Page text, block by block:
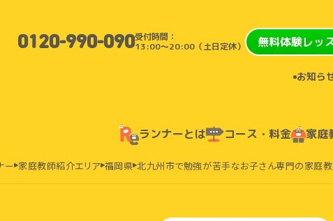
0120-990-090受付時間：
13:00〜20:00（土日定休）
無料体験レッ
お知ら
ランナーとは コース・料金 家庭
ー 家庭教師紹介エリア 福岡県 北九州市で勉強が苦手なお子さん専門の家庭